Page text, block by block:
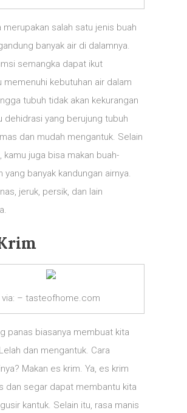
merupakan salah satu jenis buah
banyak air di dalamnya.
semangka dapat ikut
memenuhi kebutuhan air dalam
tubuh tidak akan kekurangan
dehidrasi yang berujung tubuh
dan mudah mengantuk. Selain
kamu juga bisa makan buah-
yang banyak kandungan airnya.
jeruk, persik, dan lain
via: – tasteofhome.com
panas biasanya membuat kita
dan mengantuk. Cara
Makan es krim. Ya, es krim
dan segar dapat membantu kita
kantuk. Selain itu, rasa manis